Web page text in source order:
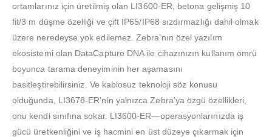
ortamlarınız için üretilmiş olan LI3600-ER, betona gelişmiş 10
fit/3 m düşme özelliği ve çift IP65/IP68 sızdırmazlığı dahil olmak
üzere neredeyse yok edilemez.Zebra’nın özel yazılım
ekosistemi olan DataCapture DNA ile cihazınızın kullanım ömrü
boyunca tarama deneyiminin her aşamasını
basitleştirebilirsiniz. Ve kablosuz teknoloji söz konusu
olduğunda, LI3678-ER’nin yalnızca Zebra’ya özgü özellikleri,
onu kendi sınıfına sokar. LI3600-ER—operasyonlarınızda iş
gücü üretkenliğini ve iş hacmini en üst düzeye çıkarmak için